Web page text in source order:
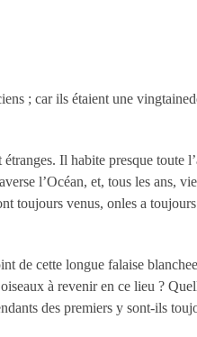
; car ils étaient une
Il habite presque toute
l’Océan, et, tous les ans,
toujours venus, onles a
de cette longue falaise
à revenir en ce lieu ?
des premiers y sont-ils